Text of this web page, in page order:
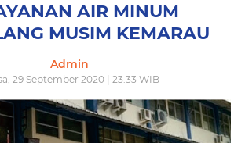
AIR MINUM
MUSIM KEMARAU
Admin
29 September 2020 | 23.33 WIB